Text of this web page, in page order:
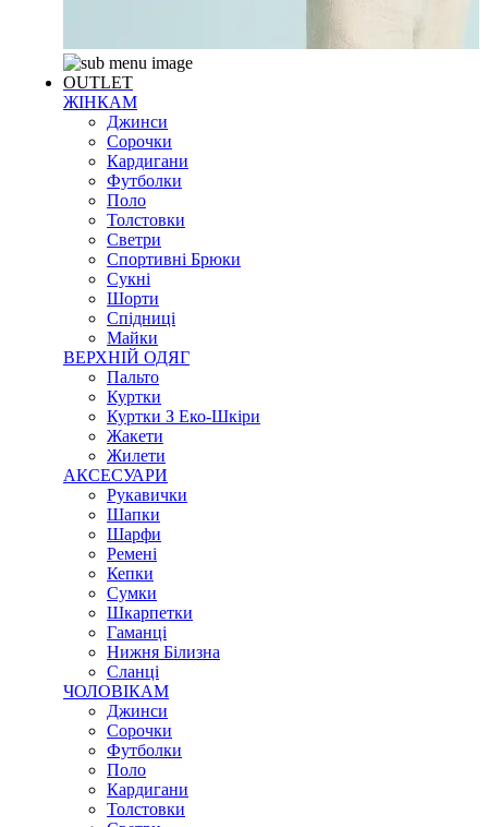
OUTLET
ЖІНКАМ
Джинси
Сорочки
Кардигани
Футболки
Поло
Толстовки
Светри
Спортивні Брюки
Сукні
Шорти
Спідниці
Майки
ВЕРХНІЙ ОДЯГ
Пальто
Куртки
Куртки З Еко-Шкіри
Жакети
Жилети
АКСЕСУАРИ
Рукавички
Шапки
Шарфи
Ремені
Кепки
Сумки
Шкарпетки
Гаманці
Нижня Білизна
Сланці
ЧОЛОВІКАМ
Джинси
Сорочки
Футболки
Поло
Кардигани
Толстовки